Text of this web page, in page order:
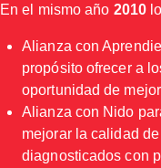
En el mismo año 2010
Alianza con
propósito ofrecer a
oportunidad de
Alianza con Nido
mejorar la calidad
diagnosticados con